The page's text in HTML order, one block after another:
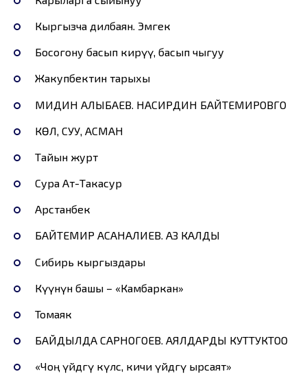
Кыргызча дилбаян. Эмгек
Босогону басып кирүү, басып чыгуу
Жакупбектин тарыхы
МИДИН АЛЫБАЕВ. НАСИРДИН БАЙТЕМИРОВГО
КӨЛ, СУУ, АСМАН
Тайын журт
Сура Ат-Такасур
Арстанбек
БАЙТЕМИР АСАНАЛИЕВ. АЗ КАЛДЫ
Сибирь кыргыздары
Күүнүн башы – «Камбаркан»
Томаяк
БАЙДЫЛДА САРНОГОЕВ. АЯЛДАРДЫ КУТТУКТОО
«Чоң үйдөгү күлсө, кичи үйдөгү ырсаят»